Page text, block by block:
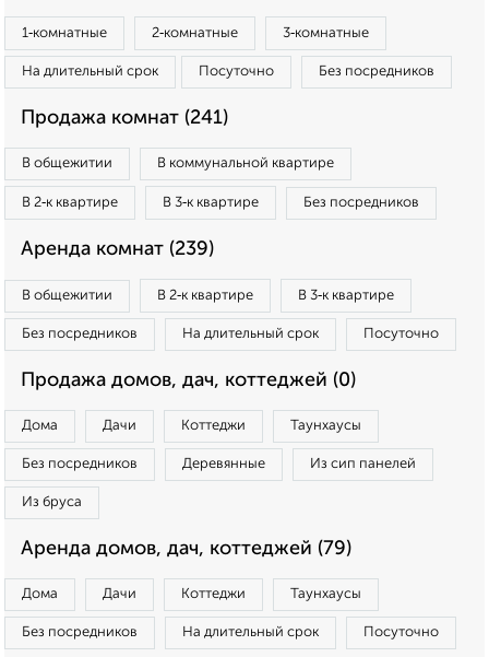
1‑комнатные 2‑комнатные 3‑комнатные
На длительный срок Посуточно Без посредников
Продажа комнат (241)
В общежитии В коммунальной квартире
В 2‑к квартире В 3‑к квартире Без посредников
Аренда комнат (239)
В общежитии В 2‑к квартире В 3‑к квартире
Без посредников На длительный срок Посуточно
Продажа домов, дач, коттеджей (0)
Дома Дачи Коттеджи Таунхаусы
Без посредников Деревянные Из сип панелей
Из бруса
Аренда домов, дач, коттеджей (79)
Дома Дачи Коттеджи Таунхаусы
Без посредников На длительный срок Посуточно